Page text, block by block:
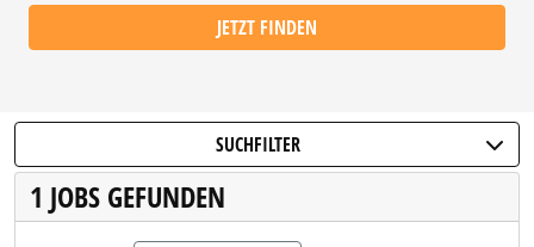
JETZT FINDEN
SUCHFILTER
1 JOBS GEFUNDEN